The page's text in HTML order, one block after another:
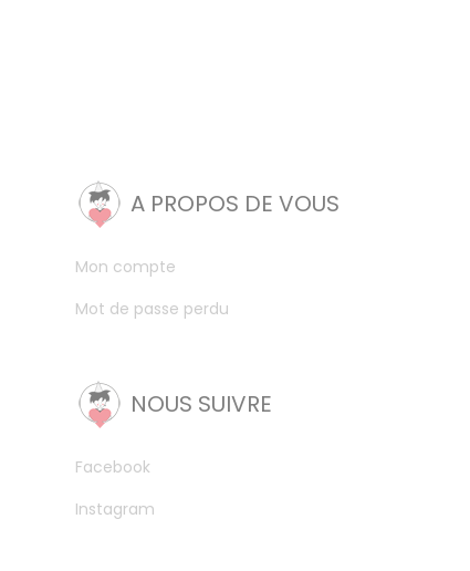
A PROPOS DE VOUS
Mon compte
Mot de passe perdu
NOUS SUIVRE
Facebook
Instagram